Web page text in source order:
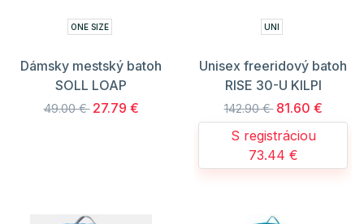
ONE SIZE
Dámsky mestský batoh
SOLL LOAP
49.00 € 27.79 €
UNI
Unisex freeridový batoh
RISE 30-U KILPI
142.90 € 81.60 €
S registráciou
73.44 €